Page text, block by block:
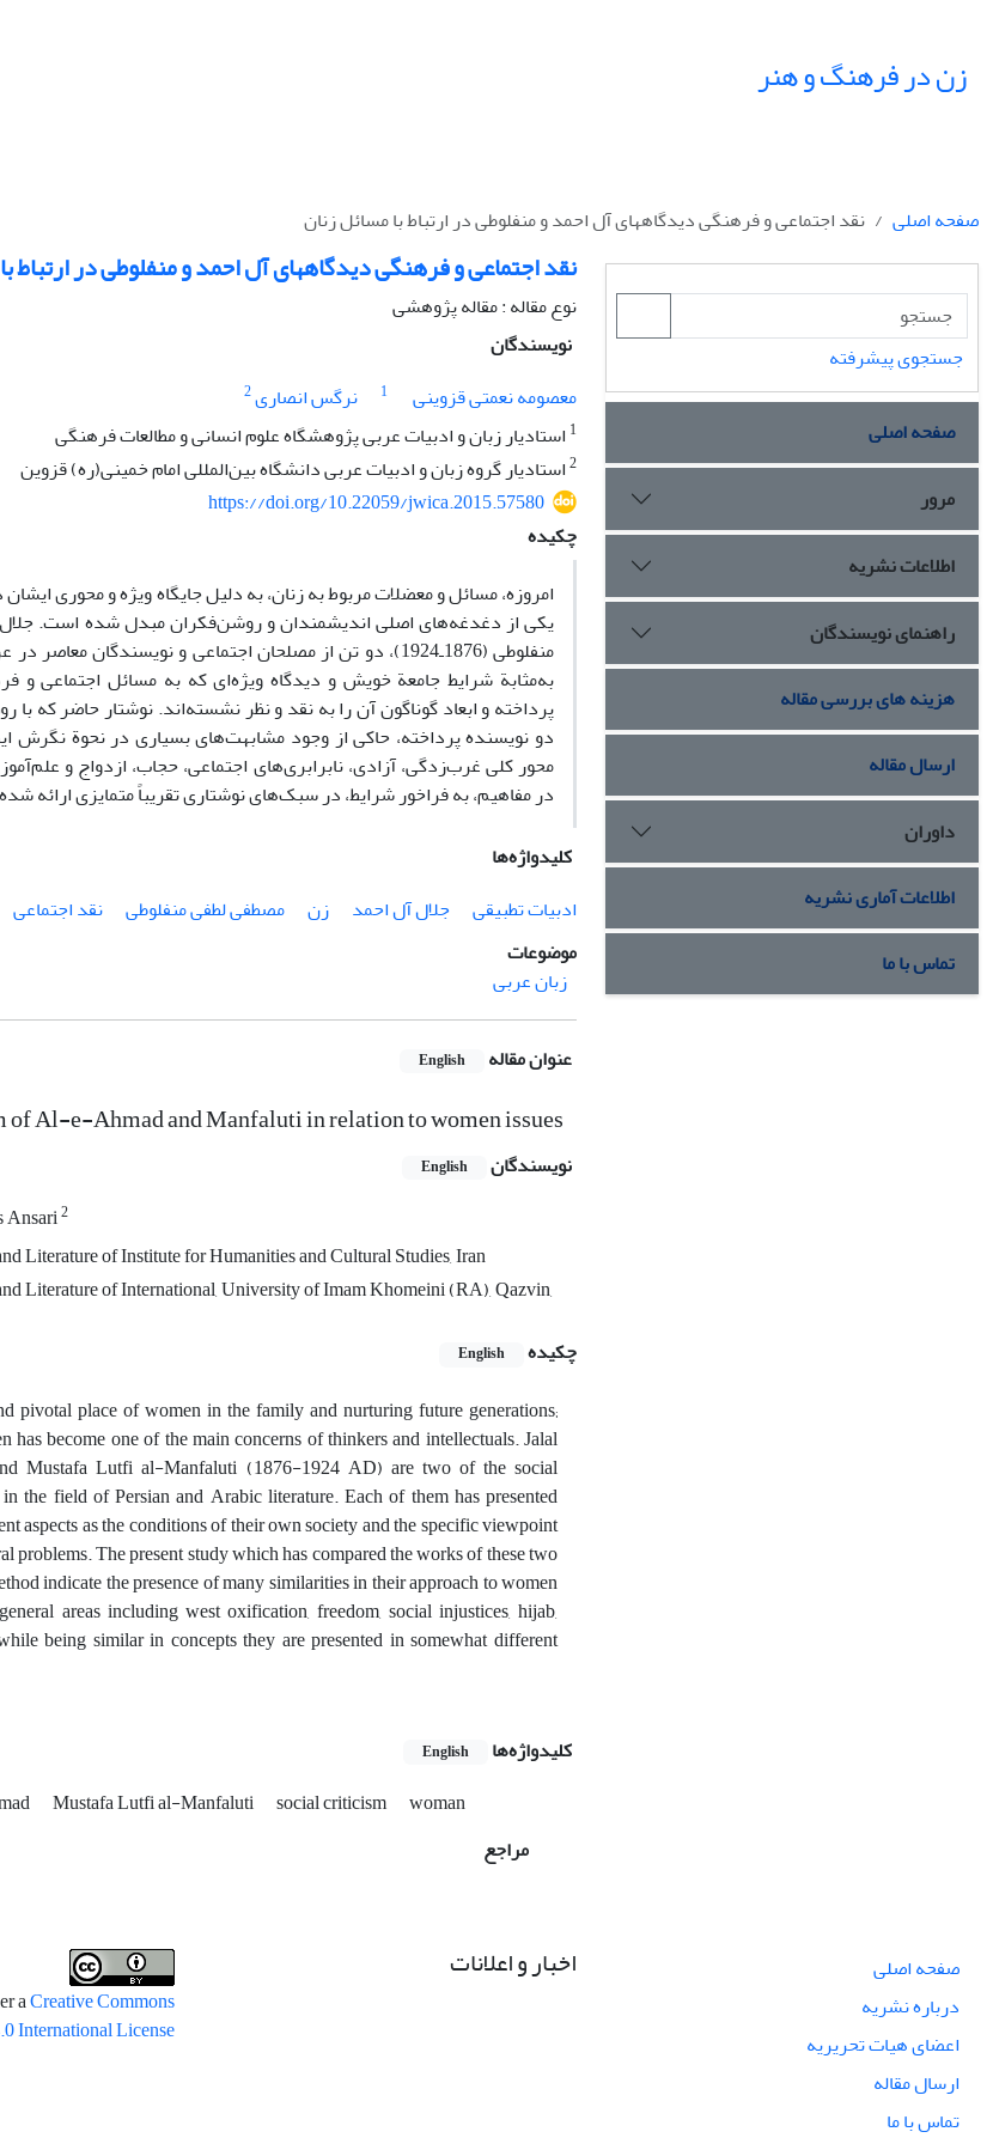
زن در فرهنگ و هنر
صفحه اصلی نقد اجتماعی و فرهنگی دیدگاه‏های آل احمد و منفلوطی در ارتباط با مسائل زنان
نقد اجتماعی و فرهنگی دیدگاه‏های آل احمد و منفلوطی در ارتباط
نوع مقاله : مقاله پژوهشی
نویسندگان
معصومه نعمتی قزوینی
1 نرگس انصاری2
1 استادیار زبان و ادبیات عربی پژوهشگاه علوم انسانی و مطالعات فرهنگی
2استادیار گروه زبان و ادبیات عربی دانشگاه بین‌المللی امام خمینی(ره) قزوین
https://doi.org/10.22059/jwica.2015.57580
چکیده
امروزه، مسائل و معضلات مربوط به زنان، به دلیل جایگاه ویژه و محوری
منفلوطی (1876ـ1924)، دو تن از مصلحان اجتماعی و نویسندگان
به‌مثابة شرایط جامعة خویش و دیدگاه ویژه‌ای که به مسائل اجتماعی و
پرداخته و ابعاد گوناگون آن را به نقد و نظر نشسته‌اند. نوشتار حاضر که با
دو نویسنده پرداخته، حاکی از وجود مشابهت‌های بسیاری در نحوة
محور کلی غرب‌زدگی، آزادی، نابرابری‌های اجتماعی، حجاب، ازدواج و
در مفاهیم، به فراخور شرایط، در سبک‌های نوشتاری تقریباً متمایزی ارائه
کلیدواژه‌ها
ادبیات تطبیقی
جلال آل احمد زن مصطفی لطفی منفلوطی
نقد اجتماعی
موضوعات
زبان عربی
عنوان مقاله English
Al-e-Ahmad and Manfaluti in relation to women issues
نویسندگان English
Ansari2
Literature of Institute for Humanities and Cultural Studies, Iran
Literature of International, University of Imam Khomeini (RA), Qazvin,
چکیده
English
pivotal place of women in the family and nurturing future generations;
has become one of the main concerns of thinkers and intellectuals. Jalal
Mustafa Lutfi al-Manfaluti (1876-1924 AD) are two of the social
the field of Persian and Arabic literature. Each of them has presented
aspects as the conditions of their own society and the specific viewpoint
problems. The present study which has compared the works of these two
indicate the presence of many similarities in their approach to women
areas including west oxification, freedom, social injustices, hijab,
being similar in concepts they are presented in somewhat different
کلیدواژه‌ها English
Mustafa Lutfi al-Manfaluti social criticism
woman
مراجع
جستجوی پیشرفته
صفحه اصلی
مرور
اطلاعات نشریه
راهنمای نویسندگان
هزینه های بررسی مقاله
ارسال مقاله
داوران
اطلاعات آماری نشریه
تماس با ما
صفحه اصلی
درباره نشریه
اعضای هیات تحریریه
ارسال مقاله
تماس با ما
اخبار و اعلانات
aCreative Commons
International License